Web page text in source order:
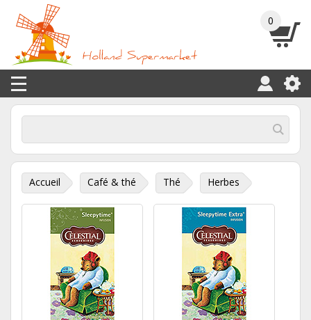
0
Accueil Café & thé Thé Herbes